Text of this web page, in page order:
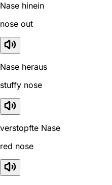
Nase hinein
nose out
Nase heraus
stuffy nose
verstopfte Nase
red nose